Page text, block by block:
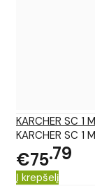
KARCHER SC 1
KARCHER SC
€7579
Į krepšelį